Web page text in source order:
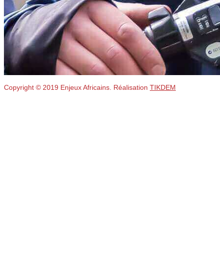
Copyright © 2019 Enjeux Africains. Réalisation TIKDEM